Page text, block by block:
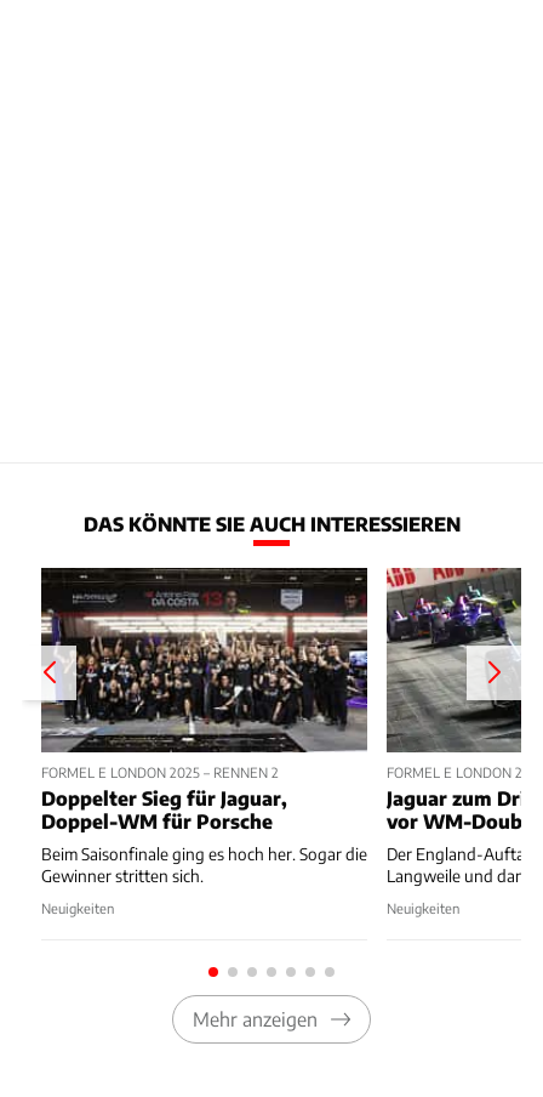
DAS KÖNNTE SIE AUCH INTERESSIEREN
FORMEL E LONDON 2025 – RENNEN 2
Doppelter Sieg für Jaguar,
Doppel-WM für Porsche
Beim Saisonfinale ging es hoch her. Sogar die
Gewinner stritten sich.
Neuigkeiten
FORMEL E LONDON
Jaguar zum
vor WM-Double
Der England-
Langweile und dann
Neuigkeiten
Mehr anzeigen